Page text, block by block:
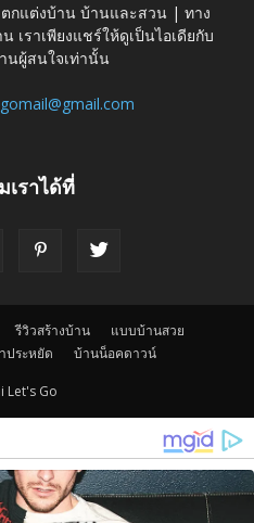
กแต่งบ้าน บ้านและสวน | ทาง
เราเพียงแชร์ให้ดูเป็นไอเดียกับ
นผู้สนใจเท่านั้น
เราได้ที่
รีวิวสร้างบ้าน
แบบบ้านสวย
ประหยัด บ้านน็อคดาวน์
Let's Go